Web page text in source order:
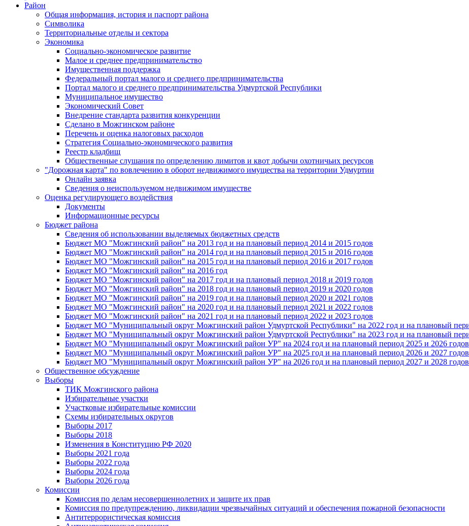
Район
Общая информация, история и паспорт района
Символика
Территориальные отделы и сектора
Экономика
Социально-экономическое развитие
Малое и среднее предпринимательство
Имущественная поддержка
Федеральный портал малого и среднего предпринимательства
Портал малого и среднего предпринимательства Удмуртской Республики
Муниципальное имущество
Экономический Совет
Внедрение стандарта развития конкуренции
Сделано в Можгинском районе
Перечень и оценка налоговых расходов
Стратегия Социально-экономического развития
Реестр кладбищ
Общественные слушания по определению лимитов и квот добычи охотничьих ресурсов
"Дорожная карта" по вовлечению в оборот недвижимого имущества на территории Удмуртии
Онлайн заявка
Сведения о неиспользуемом недвижимом имуществе
Оценка регулирующего воздействия
Документы
Информационные ресурсы
Бюджет района
Сведения об использовании выделяемых бюджетных средств
Бюджет МО "Можгинский район" на 2013 год и на плановый период 2014 и 2015 годов
Бюджет МО "Можгинский район" на 2014 год и на плановый период 2015 и 2016 годов
Бюджет МО "Можгинский район" на 2015 год и на плановый период 2016 и 2017 годов
Бюджет МО "Можгинский район" на 2016 год
Бюджет МО "Можгинский район" на 2017 год и на плановый период 2018 и 2019 годов
Бюджет МО "Можгинский район" на 2018 год и на плановый период 2019 и 2020 годов
Бюджет МО "Можгинский район" на 2019 год и на плановый период 2020 и 2021 годов
Бюджет МО "Можгинский район" на 2020 год и на плановый период 2021 и 2022 годов
Бюджет МО "Можгинский район" на 2021 год и на плановый период 2022 и 2023 годов
Бюджет МО "Муниципальный округ Можгинский район Удмуртской Республики" на 2022 год и на плановый
Бюджет МО "Муниципальный округ Можгинский район Удмуртской Республики" на 2023 год и на плановый
Бюджет МО "Муниципальный округ Можгинский район УР" на 2024 год и на плановый период 2025 и 2026 годов
Бюджет МО "Муниципальный округ Можгинский район УР" на 2025 год и на плановый период 2026 и 2027 годов
Бюджет МО "Муниципальный округ Можгинский район УР" на 2026 год и на плановый период 2027 и 2028 годов
Общественное обсуждение
Выборы
ТИК Можгинского района
Избирательные участки
Участковые избирательные комиссии
Схемы избирательных округов
Выборы 2017
Выборы 2018
Изменения в Конституцию РФ 2020
Выборы 2021 года
Выборы 2022 года
Выборы 2024 года
Выборы 2026 года
Комиссии
Комиссия по делам несовершеннолетних и защите их прав
Комиссия по предупреждению, ликвидации чрезвычайных ситуаций и обеспечения пожарной безопасности
Антитеррористическая комиссия